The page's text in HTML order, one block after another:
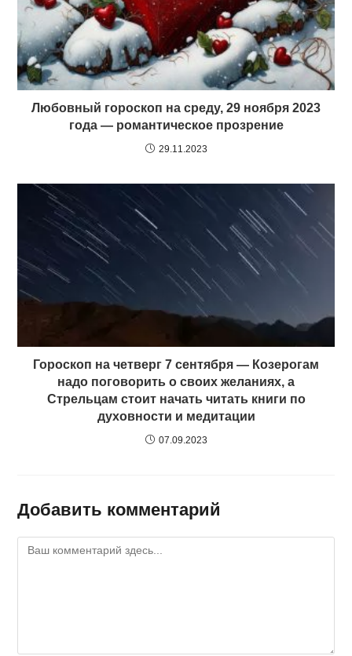
Любовный гороскоп на среду, 29 ноября 2023
года — романтическое прозрение
29.11.2023
Гороскоп на четверг 7 сентября — Козерогам
надо поговорить о своих желаниях, а
Стрельцам стоит начать читать книги по
духовности и медитации
07.09.2023
Добавить комментарий
Комментарий